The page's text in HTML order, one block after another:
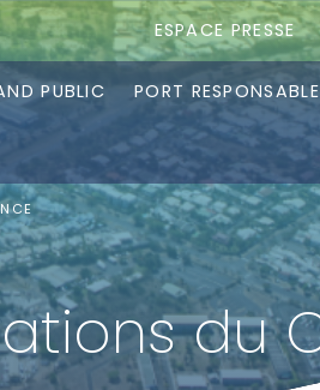
ESPACE PRESSE
PUBLIC PORT RESPONSABLE
du